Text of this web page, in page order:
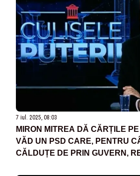
7 iul. 2025, 08:03
MIRON MITREA DĂ CĂRȚILE
VĂD UN PSD CARE, PENTRU
CĂLDUȚE DE PRIN GUVERN,